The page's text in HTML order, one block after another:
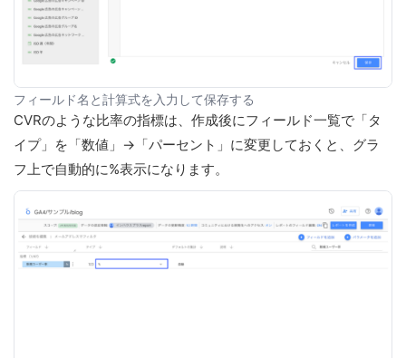
フィールド名と計算式を入力して保存する
CVRのような比率の指標は、作成後にフィールド一覧で「タ
イプ」を「数値」→「パーセント」に変更しておくと、グラ
フ上で自動的に%表示になります。